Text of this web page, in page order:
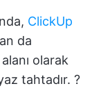
ClickUp
da
alanı olarak
tahtadır. ?